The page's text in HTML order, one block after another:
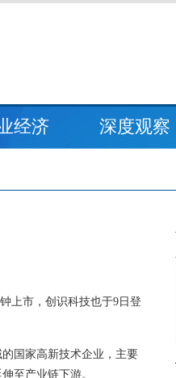
经济 深度观察
上市，创识科技也于9日登
国家高新技术企业，主要
至产业链下游。